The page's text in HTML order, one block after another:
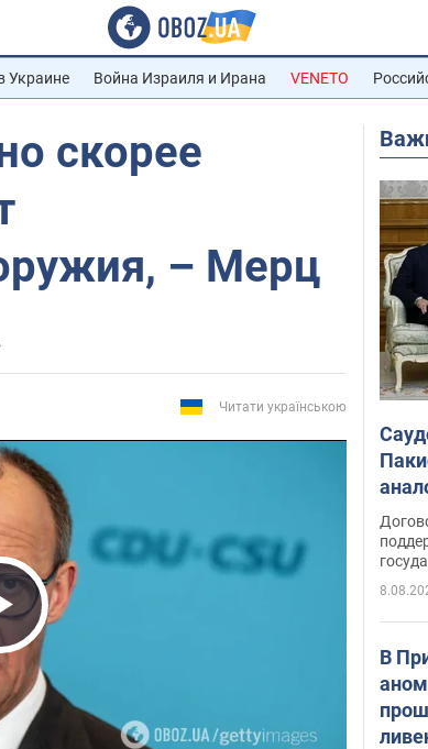
Украине Война Израиля и Ирана VENETO
скорее
– Мерц
Читати українською
Video
В